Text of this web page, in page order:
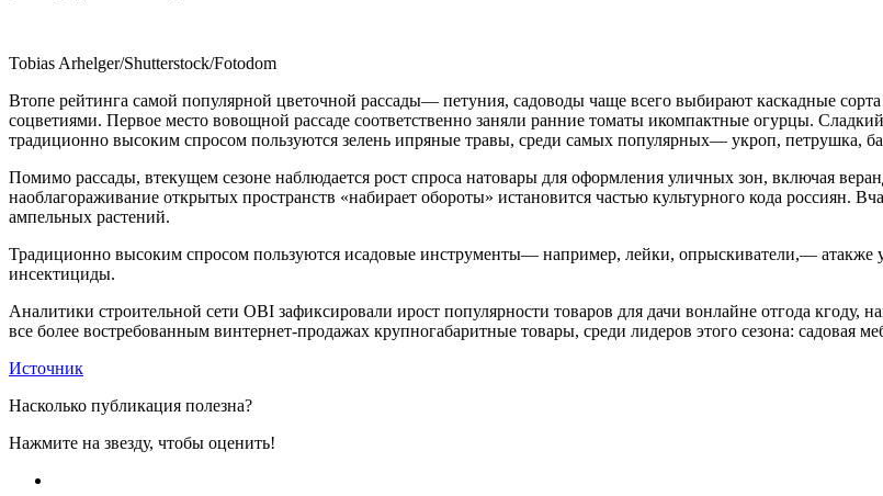
Tobias Arhelger/Shutterstock/Fotodom
Втопе рейтинга самой популярной цветочной рассады— петуния, садоводы чаще всего выбирают каскадные
соцветиями. Первое место вовощной рассаде соответственно заняли ранние томаты икомпактные огурцы.
традиционно высоким спросом пользуются зелень ипряные травы, среди самых популярных— укроп, петрушка,
Помимо рассады, втекущем сезоне наблюдается рост спроса натовары для оформления уличных зон, включая
наоблагораживание открытых пространств «набирает обороты» истановится частью культурного кода россиян.
ампельных растений.
Традиционно высоким спросом пользуются исадовые инструменты— например, лейки, опрыскиватели,— атакже
инсектициды.
Аналитики строительной сети OBI зафиксировали ирост популярности товаров для дачи вонлайне отгода
все более востребованным винтернет-продажах крупногабаритные товары, среди лидеров этого сезона: садовая
Источник
Насколько публикация полезна?
Нажмите на звезду, чтобы оценить!